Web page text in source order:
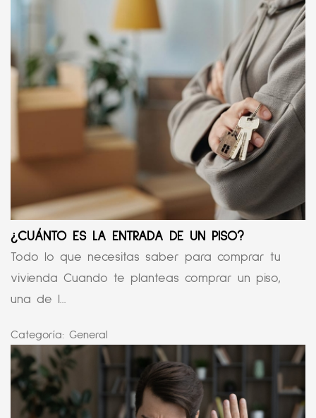
¿CUÁNTO ES LA ENTRADA DE UN PISO?
Todo lo que necesitas saber para comprar tu
vivienda Cuando te planteas comprar un piso,
una de l...
Categoría: General